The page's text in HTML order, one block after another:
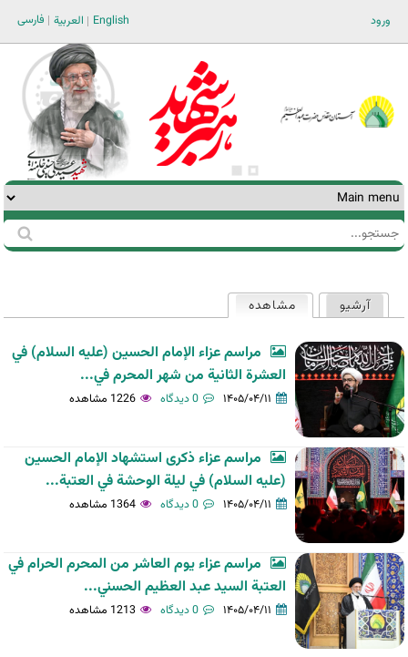
ورود فارسی العربية English
فرم
جستجو
اولیه
آرشیو مشاهده
مراسم عزاء الإمام الحسين (عليه السلام) في
العشرة الثانية من شهر المحرم في...
۱۴۰۵/۰۴/۱۱ 0 دیدگاه 1226 مشاهده
مراسم عزاء ذكرى استشهاد الإمام الحسين
(عليه السلام) في ليلة الوحشة في العتبة...
۱۴۰۵/۰۴/۱۱ 0 دیدگاه 1364 مشاهده
مراسم عزاء يوم العاشر من المحرم الحرام في
العتبة السيد عبد العظيم الحسني...
۱۴۰۵/۰۴/۱۱ 0 دیدگاه 1213 مشاهده